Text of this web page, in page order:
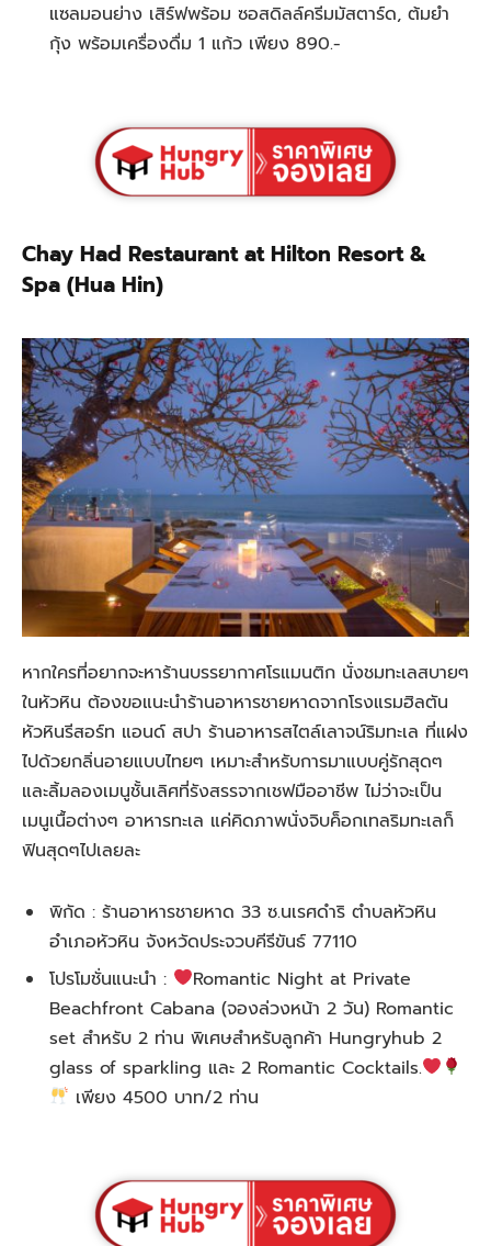
แซลมอนย่าง เสิร์ฟพร้อม ซอสดิลล์ครีมมัสตาร์ด, ต้มยำ
กุ้ง พร้อมเครื่องดื่ม 1 แก้ว เพียง 890.-
Chay Had Restaurant at Hilton Resort &
Spa (Hua Hin)
หากใครที่อยากจะหาร้านบรรยากาศโรแมนติก นั่งชมทะเลสบายๆ
ในหัวหิน ต้องขอแนะนำร้านอาหารชายหาดจากโรงแรมฮิลตัน
หัวหินรีสอร์ท แอนด์ สปา ร้านอาหารสไตล์เลาจน์ริมทะเล ที่แฝง
ไปด้วยกลิ่นอายแบบไทยๆ เหมาะสำหรับการมาแบบคู่รักสุดๆ
และลิ้มลองเมนูชั้นเลิศที่รังสรรจากเชฟมืออาชีพ ไม่ว่าจะเป็น
เมนูเนื้อต่างๆ อาหารทะเล แค่คิดภาพนั่งจิบค็อกเทลริมทะเลก็
ฟินสุดๆไปเลยละ
พิกัด : ร้านอาหารชายหาด 33 ซ.นเรศดำริ ตำบลหัวหิน
อำเภอหัวหิน จังหวัดประจวบคีรีขันธ์ 77110
โปรโมชั่นแนะนำ :
Romantic Night at Private
Beachfront Cabana (จองล่วงหน้า 2 วัน) Romantic
set สำหรับ 2 ท่าน พิเศษสำหรับลูกค้า Hungryhub 2
glass of sparkling และ 2 Romantic Cocktails.
เพียง 4500 บาท/2 ท่าน